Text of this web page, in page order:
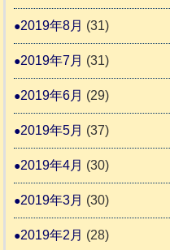
2019年8月 (31)
2019年7月 (31)
2019年6月 (29)
2019年5月 (37)
2019年4月 (30)
2019年3月 (30)
2019年2月 (28)